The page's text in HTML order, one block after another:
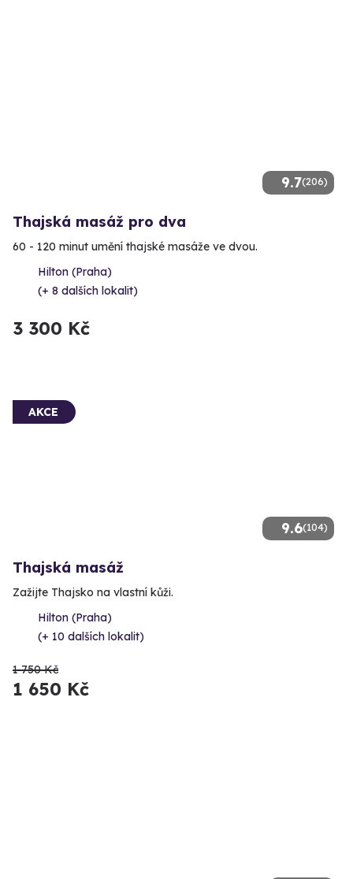
9.7(206)
Thajská masáž pro dva
60 - 120 minut umění thajské masáže ve dvou.
Hilton (Praha)
(+ 8 dalších lokalit)
3 300 Kč
9.6(104)
AKCE
Thajská masáž
Zažijte Thajsko na vlastní kůži.
Hilton (Praha)
(+ 10 dalších lokalit)
1 750 Kč
1 650 Kč